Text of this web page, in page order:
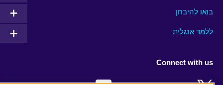
בואו להיבחן
ללמד אנגלית
Connect with us